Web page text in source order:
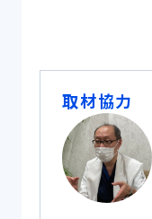
取材協力